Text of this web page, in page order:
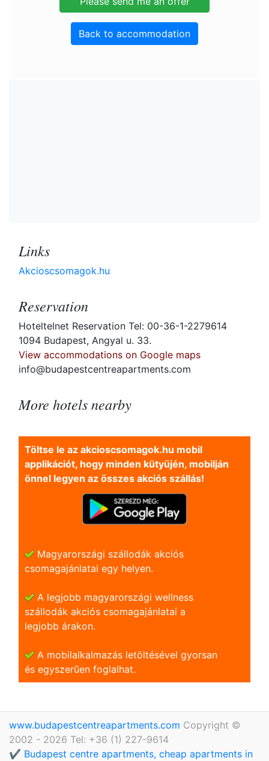
Back to accommodation
Links
Akcioscsomagok.hu
Reservation
Hoteltelnet Reservation Tel: 00-36-1-2279614
1094 Budapest, Angyal u. 33.
View accommodations on Google maps
info@budapestcentreapartments.com
More hotels nearby
Töltse le az akcioscsomagok.hu mobil
applikációt, hogy minden kütyüjén, mobilján
önnel legyen az összes akciós szállás!
Magyarországi szállodák akciós
csomagajánlatai egy helyen.
A legjobb magyarországi wellness
szállodák akciós csomagajánlatai a
legjobb árakon.
A mobilalkalmazás letöltésével gyorsan
és egyszerũen foglalhat.
www.budapestcentreapartments.com Copyright ©
2002 - 2026 Tel: +36 (1) 227-9614
✔️ Budapest centre apartments, cheap apartments in